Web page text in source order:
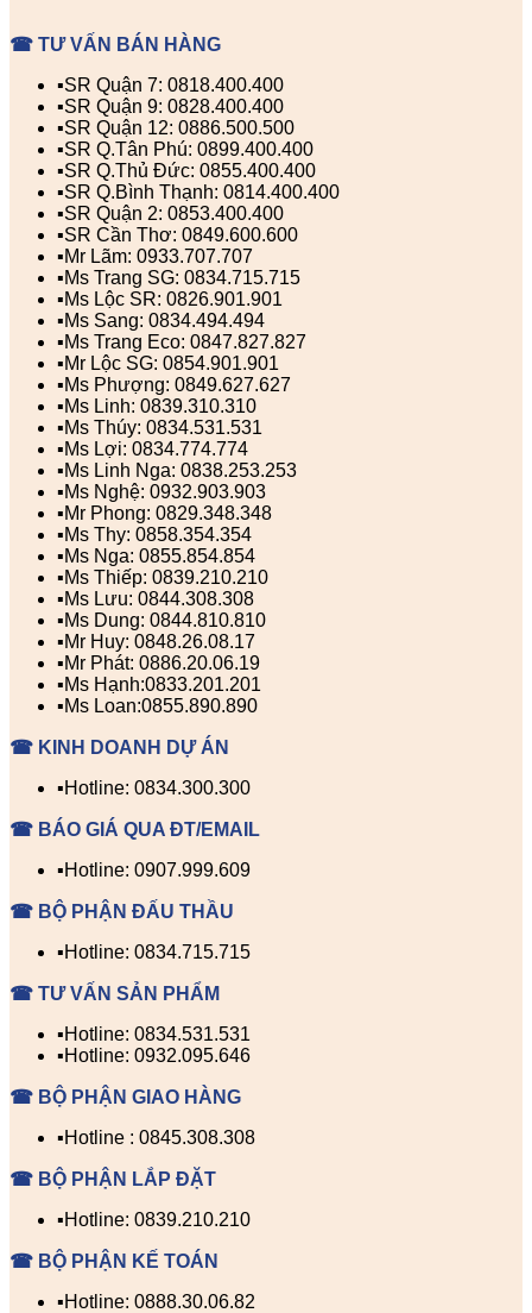
☎ TƯ VẤN BÁN HÀNG
▪️SR Quận 7: 0818.400.400
▪️SR Quận 9: 0828.400.400
▪️SR Quận 12: 0886.500.500
▪️SR Q.Tân Phú: 0899.400.400
▪️SR Q.Thủ Đức: 0855.400.400
▪️SR Q.Bình Thạnh: 0814.400.400
▪️SR Quận 2: 0853.400.400
▪️SR Cần Thơ: 0849.600.600
▪️Mr Lãm: 0933.707.707
▪️Ms Trang SG: 0834.715.715
▪️Ms Lộc SR: 0826.901.901
▪️Ms Sang: 0834.494.494
▪️Ms Trang Eco: 0847.827.827
▪️Mr Lộc SG: 0854.901.901
▪️Ms Phượng: 0849.627.627
▪️Ms Linh: 0839.310.310
▪️Ms Thúy: 0834.531.531
▪️Ms Lợi: 0834.774.774
▪️Ms Linh Nga: 0838.253.253
▪️Ms Nghệ: 0932.903.903
▪️Mr Phong: 0829.348.348
▪️Ms Thy: 0858.354.354
▪️Ms Nga: 0855.854.854
▪️Ms Thiếp: 0839.210.210
▪️Ms Lưu: 0844.308.308
▪️Ms Dung: 0844.810.810
▪️Mr Huy: 0848.26.08.17
▪️Mr Phát: 0886.20.06.19
▪️Ms Hạnh:0833.201.201
▪️Ms Loan:0855.890.890
☎ KINH DOANH DỰ ÁN
▪️Hotline: 0834.300.300
☎ BÁO GIÁ QUA ĐT/EMAIL
▪️Hotline: 0907.999.609
☎ BỘ PHẬN ĐẤU THẦU
▪️Hotline: 0834.715.715
☎ TƯ VẤN SẢN PHẨM
▪️Hotline: 0834.531.531
▪️Hotline: 0932.095.646
☎ BỘ PHẬN GIAO HÀNG
▪️Hotline : 0845.308.308
☎ BỘ PHẬN LẮP ĐẶT
▪️Hotline: 0839.210.210
☎ BỘ PHẬN KẾ TOÁN
▪️Hotline: 0888.30.06.82